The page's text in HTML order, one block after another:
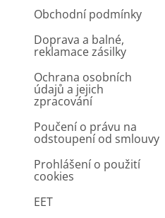
Obchodní podmínky
Doprava a balné,
reklamace zásilky
Ochrana osobních
údajů a jejich
zpracování
Poučení o právu na
odstoupení od smlouvy
Prohlášení o použití
cookies
EET